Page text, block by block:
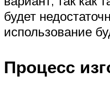
будет
использование
Процесс